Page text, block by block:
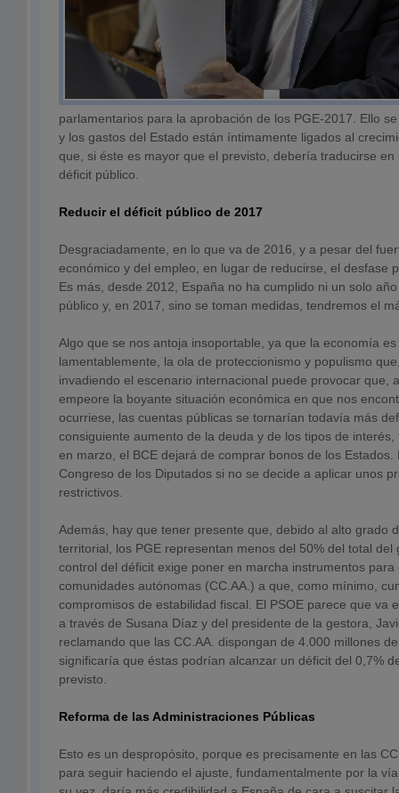
parlamentarios para la aprobación de los PGE-2017. Ello
y los gastos del Estado están íntimamente ligados al
que, si éste es mayor que el previsto, debería traducirse en
déficit público.
Reducir el déficit público de 2017
Desgraciadamente, en lo que va de 2016, y a pesar del
económico y del empleo, en lugar de reducirse, el desfase
Es más, desde 2012, España no ha cumplido ni un solo
público y, en 2017, sino se toman medidas, tendremos el
Algo que se nos antoja insoportable, ya que la economía es
lamentablemente, la ola de proteccionismo y populismo
invadiendo el escenario internacional puede provocar que,
empeore la boyante situación económica en que nos
ocurriese, las cuentas públicas se tornarían todavía más
consiguiente aumento de la deuda y de los tipos de
en marzo, el BCE dejará de comprar bonos de los Estados.
Congreso de los Diputados si no se decide a aplicar unos
restrictivos.
Además, hay que tener presente que, debido al alto grado
territorial, los PGE representan menos del 50% del total del
control del déficit exige poner en marcha instrumentos para
comunidades autónomas (CC.AA.) a que, como mínimo,
compromisos de estabilidad fiscal. El PSOE parece que va
a través de Susana Díaz y del presidente de la gestora,
reclamando que las CC.AA. dispongan de 4.000 millones
significaría que éstas podrían alcanzar un déficit del 0,7%
previsto.
Reforma de las Administraciones Públicas
Esto es un despropósito, porque es precisamente en las
para seguir haciendo el ajuste, fundamentalmente por la